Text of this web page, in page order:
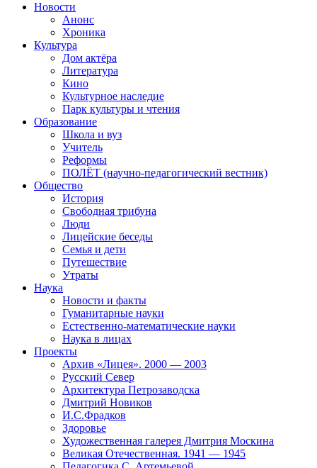
Новости
Анонс
Хроника
Культура
Дом актёра
Литература
Кино
Культурное наследие
Парк культуры и чтения
Образование
Школа и вуз
Учитель
Реформы
ПОЛЁТ (научно-педагогический вестник)
Общество
История
Свободная трибуна
Люди
Лицейские беседы
Семья и дети
Путешествие
Утраты
Наука
Новости и факты
Гуманитарные науки
Естественно-математические науки
Наука в лицах
Проекты
Архив «Лицея». 2000 — 2003
Русский Север
Архитектура Петрозаводска
Дмитрий Новиков
И.С.Фрадков
Здоровье
Художественная галерея Дмитрия Москина
Великая Отечественная. 1941 — 1945